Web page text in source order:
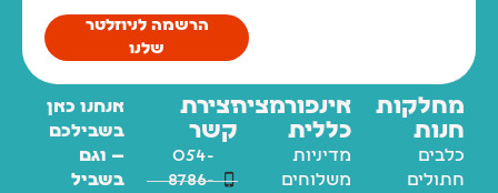
הרשמה לניוזלטר
שלנו
מחלקות
חנות
כלבים
חתולים
אינפורמציה
כללית
מדיניות
משלוחים
יצירת
קשר
054-
8786-
אנחנו כאן
בשבילכם
— וגם
בשביל